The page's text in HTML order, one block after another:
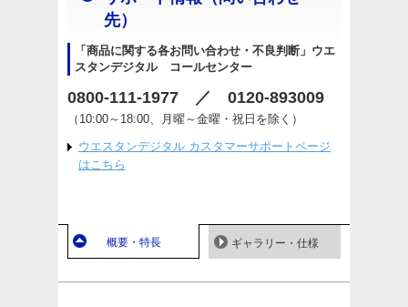
先）
「商品に関する各お問い合わせ・不良判断」ウエ
スタンデジタル コールセンター
0800-111-1977 ／ 0120-893009
（10:00～18:00、月曜～金曜・祝日を除く）
ウエスタンデジタル カスタマーサポートページ
はこちら
概要・特長 ギャラリー・仕様